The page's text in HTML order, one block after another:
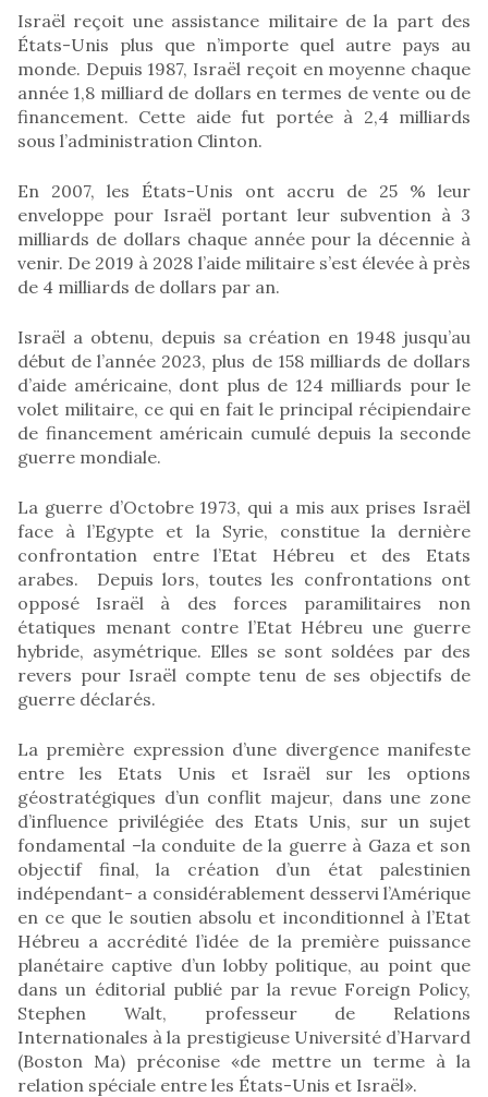
Israël reçoit une assistance militaire de la part des
États-Unis plus que n’importe quel autre pays au
monde. Depuis 1987, Israël reçoit en moyenne chaque
année 1,8 milliard de dollars en termes de vente ou de
financement. Cette aide fut portée à 2,4 milliards
sous l’administration Clinton.
En 2007, les États-Unis ont accru de 25 % leur
enveloppe pour Israël portant leur subvention à 3
milliards de dollars chaque année pour la décennie à
venir. De 2019 à 2028 l’aide militaire s’est élevée à près
de 4 milliards de dollars par an.
Israël a obtenu, depuis sa création en 1948 jusqu’au
début de l’année 2023, plus de 158 milliards de dollars
d’aide américaine, dont plus de 124 milliards pour le
volet militaire, ce qui en fait le principal récipiendaire
de financement américain cumulé depuis la seconde
guerre mondiale.
La guerre d’Octobre 1973, qui a mis aux prises Israël
face à l’Egypte et la Syrie, constitue la dernière
confrontation entre l’Etat Hébreu et des Etats
arabes. Depuis lors, toutes les confrontations ont
opposé Israël à des forces paramilitaires non
étatiques menant contre l’Etat Hébreu une guerre
hybride, asymétrique. Elles se sont soldées par des
revers pour Israël compte tenu de ses objectifs de
guerre déclarés.
La première expression d’une divergence manifeste
entre les Etats Unis et Israël sur les options
géostratégiques d’un conflit majeur, dans une zone
d’influence privilégiée des Etats Unis, sur un sujet
fondamental –la conduite de la guerre à Gaza et son
objectif final, la création d’un état palestinien
indépendant- a considérablement desservi l’Amérique
en ce que le soutien absolu et inconditionnel à l’Etat
Hébreu a accrédité l’idée de la première puissance
planétaire captive d’un lobby politique, au point que
dans un éditorial publié par la revue Foreign Policy,
Stephen Walt, professeur de Relations
Internationales à la prestigieuse Université d’Harvard
(Boston Ma) préconise «de mettre un terme à la
relation spéciale entre les États-Unis et Israël».